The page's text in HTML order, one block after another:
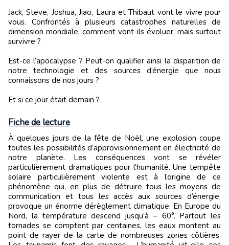
Jack, Steve, Joshua, Jiao, Laura et Thibaut vont le vivre pour
vous. Confrontés à plusieurs catastrophes naturelles de
dimension mondiale, comment vont-ils évoluer, mais surtout
survivre ?
Est-ce l’apocalypse ? Peut-on qualifier ainsi la disparition de
notre technologie et des sources d’énergie que nous
connaissons de nos jours ?
Et si ce jour était demain ?
Fiche de lecture
À quelques jours de la fête de Noël, une explosion coupe
toutes les possibilités d’approvisionnement en électricité de
notre planète. Les conséquences vont se révéler
particulièrement dramatiques pour l’humanité. Une tempête
solaire particulièrement violente est à l’origine de ce
phénomène qui, en plus de détruire tous les moyens de
communication et tous les accès aux sources d’énergie,
provoque un énorme dérèglement climatique. En Europe du
Nord, la température descend jusqu’à – 60°. Partout les
tornades se comptent par centaines, les eaux montent au
point de rayer de la carte de nombreuses zones côtières.